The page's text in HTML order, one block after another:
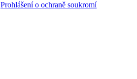
Prohlášení o ochraně soukromí